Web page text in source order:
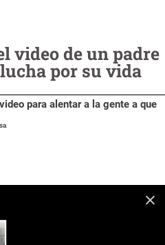
video de un padre
por su vida
para alentar a la gente a que